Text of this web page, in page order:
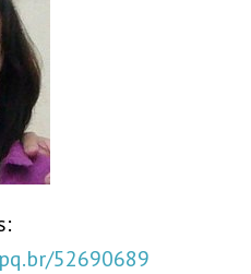
52690689